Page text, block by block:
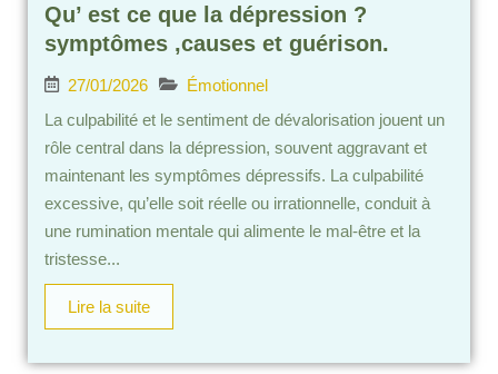
Qu’ est ce que la dépression ?
symptômes ,causes et guérison.
27/01/2026
Émotionnel
La culpabilité et le sentiment de dévalorisation jouent un
rôle central dans la dépression, souvent aggravant et
maintenant les symptômes dépressifs. La culpabilité
excessive, qu’elle soit réelle ou irrationnelle, conduit à
une rumination mentale qui alimente le mal-être et la
tristesse...
Lire la suite